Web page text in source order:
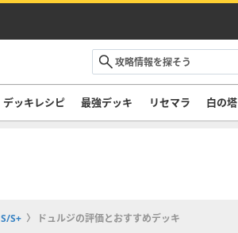
デッキレシピ 最強デッキ リセマラ 白の塔
S/S+ ドュルジの評価とおすすめデッキ